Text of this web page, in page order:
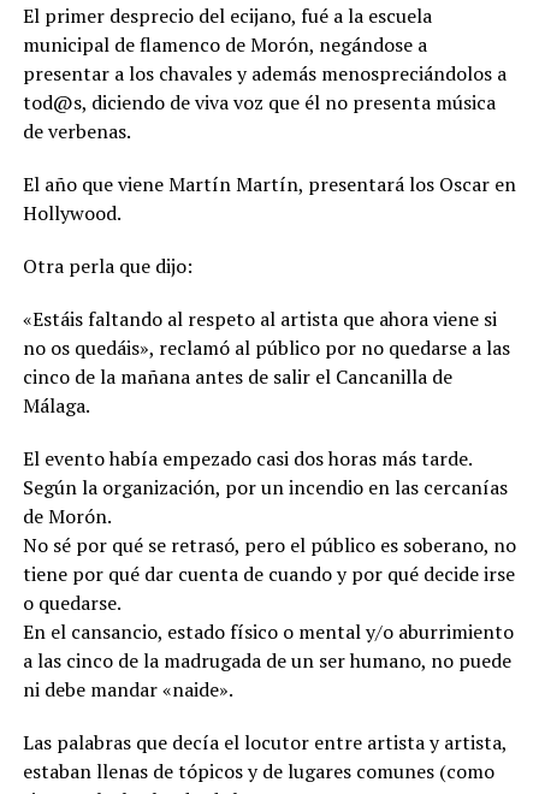
El primer desprecio del ecijano, fué a la escuela
municipal de flamenco de Morón, negándose a
presentar a los chavales y además menospreciándolos a
tod@s, diciendo de viva voz que él no presenta música
de verbenas.
El año que viene Martín Martín, presentará los Oscar en
Hollywood.
Otra perla que dijo:
«Estáis faltando al respeto al artista que ahora viene si
no os quedáis», reclamó al público por no quedarse a las
cinco de la mañana antes de salir el Cancanilla de
Málaga.
El evento había empezado casi dos horas más tarde.
Según la organización, por un incendio en las cercanías
de Morón.
No sé por qué se retrasó, pero el público es soberano, no
tiene por qué dar cuenta de cuando y por qué decide irse
o quedarse.
En el cansancio, estado físico o mental y/o aburrimiento
a las cinco de la madrugada de un ser humano, no puede
ni debe mandar «naide».
Las palabras que decía el locutor entre artista y artista,
estaban llenas de tópicos y de lugares comunes (como